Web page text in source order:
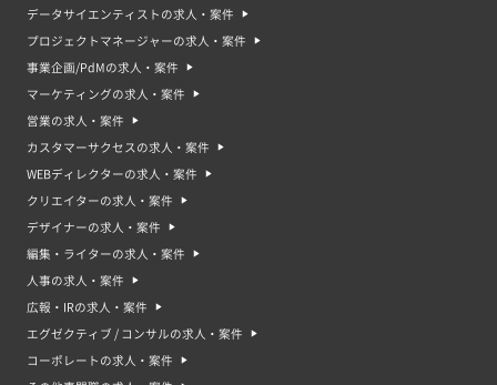
データサイエンティストの求人・案件
プロジェクトマネージャーの求人・案件
事業企画/PdMの求人・案件
マーケティングの求人・案件
営業の求人・案件
カスタマーサクセスの求人・案件
WEBディレクターの求人・案件
クリエイターの求人・案件
デザイナーの求人・案件
編集・ライターの求人・案件
人事の求人・案件
広報・IRの求人・案件
エグゼクティブ / コンサルの求人・案件
コーポレートの求人・案件